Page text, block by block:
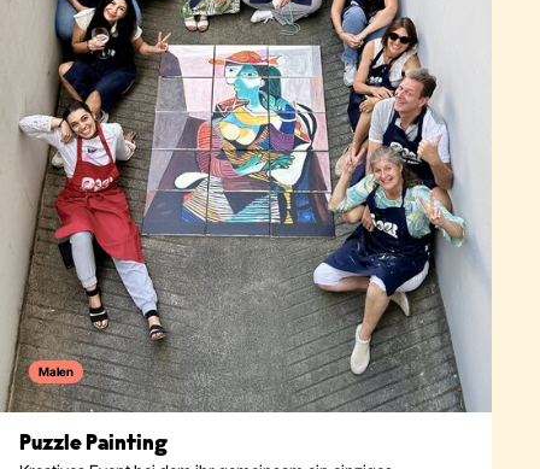
Malen
Puzzle Painting